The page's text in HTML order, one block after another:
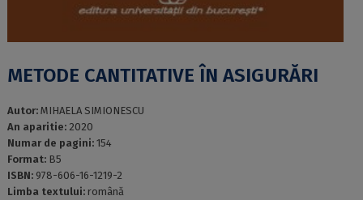
METODE CANTITATIVE ÎN ASIGURĂRI
Autor: MIHAELA SIMIONESCU
An aparitie: 2020
Numar de pagini: 154
Format: B5
ISBN: 978-606-16-1219-2
Limba textului: română